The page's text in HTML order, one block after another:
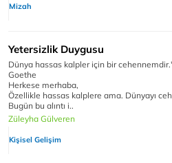
Mizah
Yetersizlik Duygusu
Dünya hassas kalpler için bir
Goethe
Herkese merhaba,
Özellikle hassas kalplere ama. Dünyayı
Bugün bu alıntı i..
Züleyha Gülveren
Kişisel Gelişim